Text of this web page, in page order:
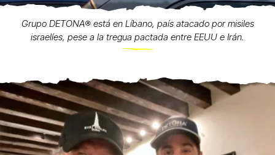
Grupo DETONA®️ está en Líbano, país atacado por misiles
israelíes, pese a la tregua pactada entre EEUU e Irán.